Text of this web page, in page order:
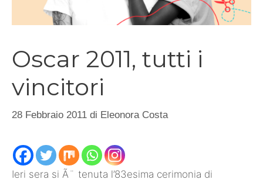
Oscar 2011, tutti i
vincitori
28 Febbraio 2011 di Eleonora Costa
Ieri sera si Ã¨ tenuta l’83esima cerimonia di